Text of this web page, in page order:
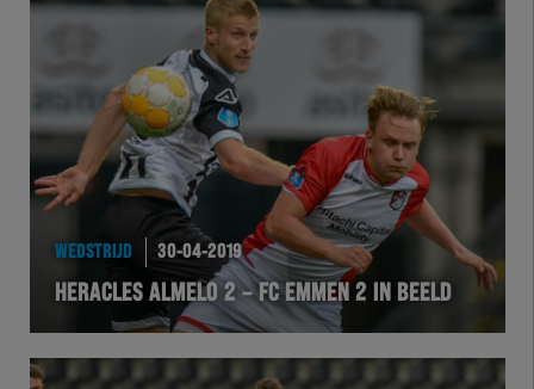
Team Zwart Wit
Futsal
eSports
Academie
WEDSTRIJD 30-04-2019
HERACLES ALMELO 2 – FC EMMEN 2 IN BEELD